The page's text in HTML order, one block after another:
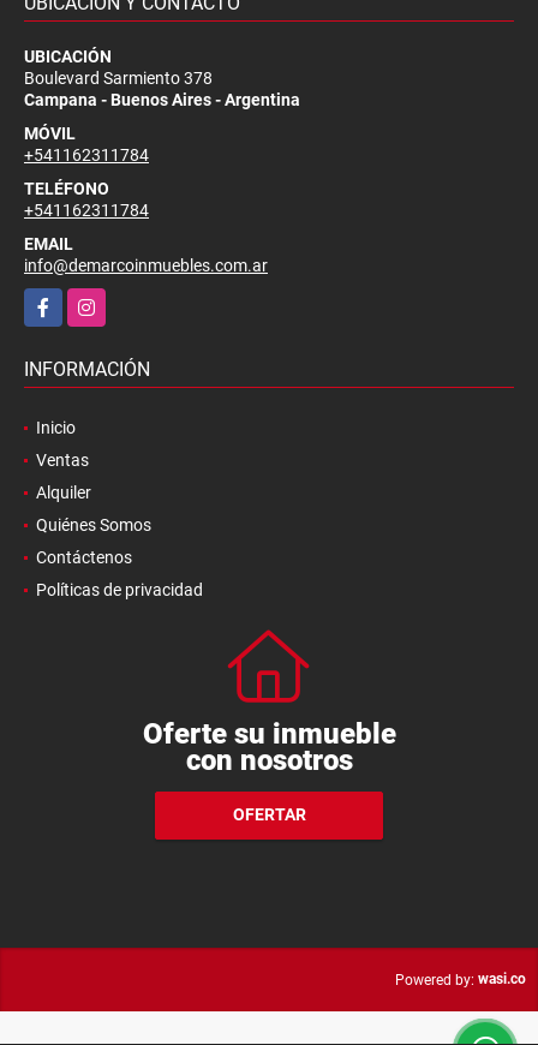
UBICACIÓN
Boulevard Sarmiento 378
Campana - Buenos Aires - Argentina
MÓVIL
+541162311784
TELÉFONO
+541162311784
EMAIL
info@demarcoinmuebles.com.ar
FacebookInstagram
INFORMACIÓN
Inicio
Ventas
Alquiler
Quiénes Somos
Contáctenos
Políticas de privacidad
Oferte su inmueble
con nosotros
OFERTAR
Powered by: wasi.co